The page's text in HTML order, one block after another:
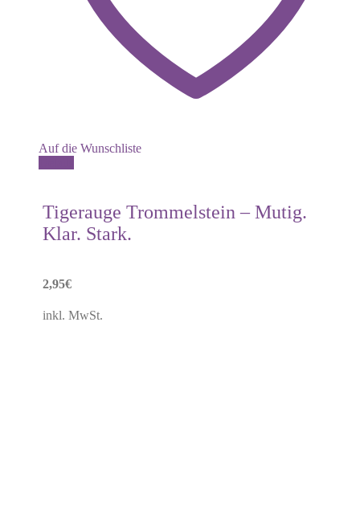
Auf die Wunschliste
Tigerauge Trommelstein – Mutig.
Klar. Stark.
2,95€
inkl. MwSt.